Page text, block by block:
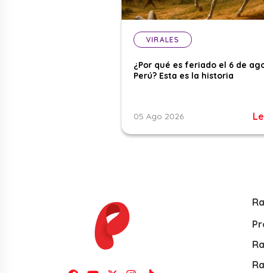
VIRALES
¿Por qué es feriado el 6 de
Perú? Esta es la historia
05 Ago 2026